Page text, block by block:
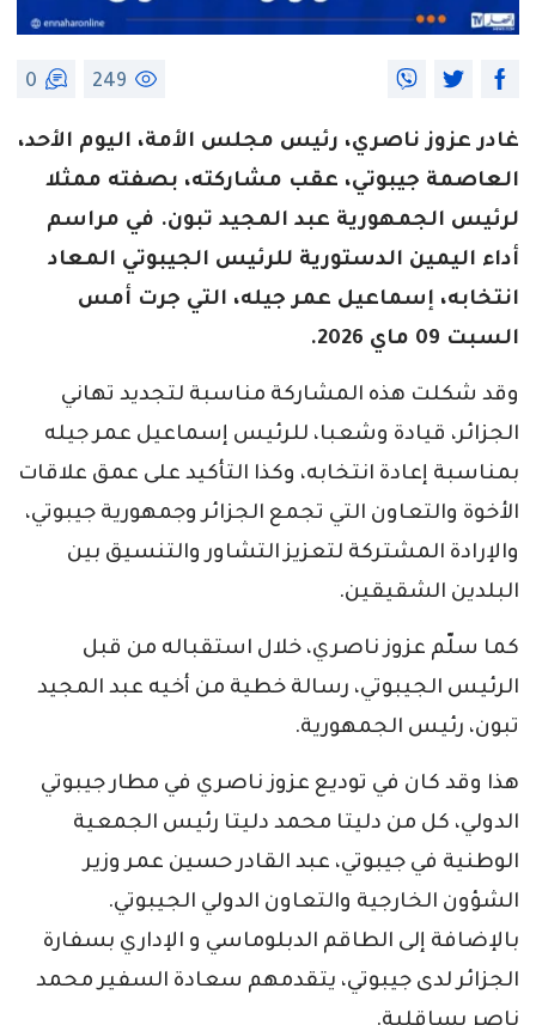
249
0
غادر عزوز ناصري، رئيس مجلس الأمة، اليوم الأحد،
العاصمة جيبوتي، عقب مشاركته، بصفته ممثلا
لرئيس الجمهورية عبد المجيد تبون. في مراسم
أداء اليمين الدستورية للرئيس الجيبوتي المعاد
انتخابه، إسماعيل عمر جيله، التي جرت أمس
السبت 09 ماي 2026.
وقد شكلت هذه المشاركة مناسبة لتجديد تهاني
الجزائر، قيادة وشعبا، للرئيس إسماعيل عمر جيله
بمناسبة إعادة انتخابه، وكذا التأكيد على عمق علاقات
الأخوة والتعاون التي تجمع الجزائر وجمهورية جيبوتي،
والإرادة المشتركة لتعزيز التشاور والتنسيق بين
البلدين الشقيقين.
كما سلّم عزوز ناصري، خلال استقباله من قبل
الرئيس الجيبوتي، رسالة خطية من أخيه عبد المجيد
تبون، رئيس الجمهورية.
هذا وقد كان في توديع عزوز ناصري في مطار جيبوتي
الدولي، كل من دليتا محمد دليتا رئيس الجمعية
الوطنية في جيبوتي، عبد القادر حسين عمر وزير
الشؤون الخارجية والتعاون الدولي الجيبوتي.
بالإضافة إلى الطاقم الدبلوماسي و الإداري بسفارة
الجزائر لدى جيبوتي، يتقدمهم سعادة السفير محمد